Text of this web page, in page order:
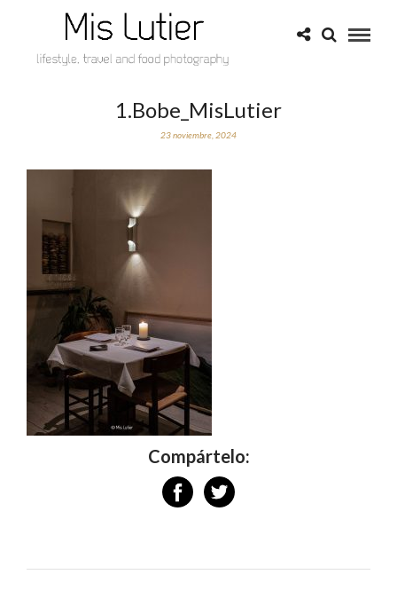
1.Bobe_MisLutier
23 noviembre, 2024
Compártelo: